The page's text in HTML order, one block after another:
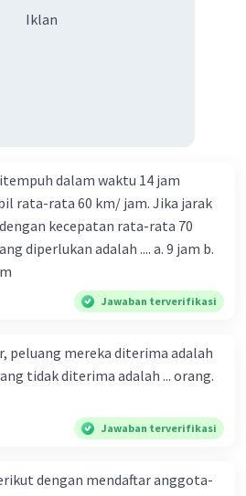
Iklan
dalam waktu 14 jam
rata-rata 60 km/ jam. Jika jarak
kecepatan rata-rata 70
adalah .... a. 9 jam b.
jam
Jawaban terverifikasi
peluang mereka diterima adalah
tidak diterima adalah ... orang.
Jawaban terverifikasi
dengan mendaftar anggota-